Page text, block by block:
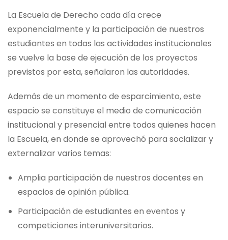
La Escuela de Derecho cada día crece
exponencialmente y la participación de nuestros
estudiantes en todas las actividades institucionales
se vuelve la base de ejecución de los proyectos
previstos por esta, señalaron las autoridades.
Además de un momento de esparcimiento, este
espacio se constituye el medio de comunicación
institucional y presencial entre todos quienes hacen
la Escuela, en donde se aprovechó para socializar y
externalizar varios temas:
Amplia participación de nuestros docentes en
espacios de opinión pública.
Participación de estudiantes en eventos y
competiciones interuniversitarios.